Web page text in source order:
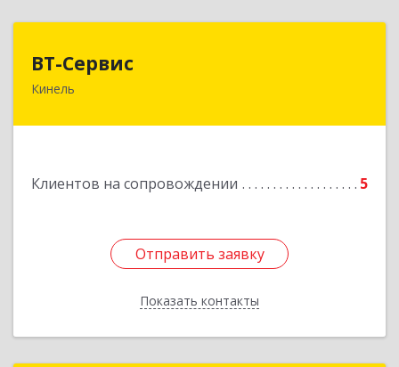
ВТ-Сервис
Кинель
Клиентов на сопровождении 5
Отправить заявку
Показать контакты
446436, Самарская обл, Кинель г, Маяковского
Отправить заявку
Назад